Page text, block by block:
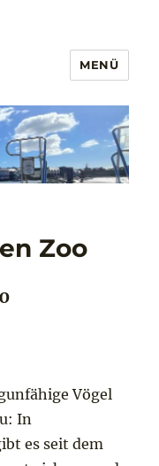
MENÜ
Zoo
Vögel
In
es seit dem